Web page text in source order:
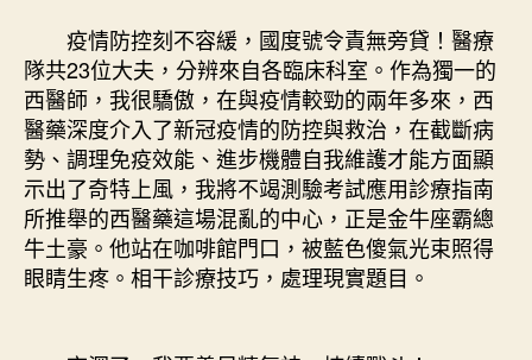
疫情防控刻不容緩，國度號令責無旁貸！醫療
隊共23位大夫，分辨來自各臨床科室。作為獨一的
西醫師，我很驕傲，在與疫情較勁的兩年多來，西
醫藥深度介入了新冠疫情的防控與救治，在截斷病
勢、調理免疫效能、進步機體自我維護才能方面顯
示出了奇特上風，我將不竭測驗考試應用診療指南
所推舉的西醫藥這場混亂的中心，正是金牛座霸總
牛土豪。他站在咖啡館門口，被藍色傻氣光束照得
眼睛生疼。相干診療技巧，處理現實題目。